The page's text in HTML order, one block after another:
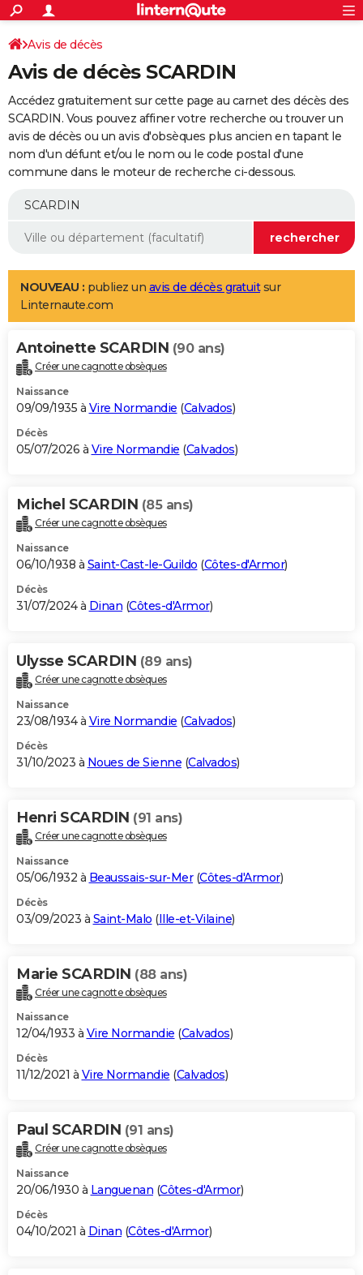
ACTUALITÉS
Politique
Société
Faits Divers
Education
Monde
Villes
+
SPORT
Coupe du monde 2026
Football
Tennis
Cyclisme
Rugby
Forum
Programme TV
TNT
Streaming
Cinéma
Sorties cinéma
Musique
+
FINANCE
Retraite
Epargne
Immobilier
Risques naturels par ville
Banque
Assurance
AUTO
Essais
Réserver un essai
Citadines
Berlines
SUV
Forum auto
+
Mobiles
Meilleur smartphone
Internet
Ordinateurs
Jeux vidéo
Guide high-tech
Aménagement intérieur
LIFESTYLE
Art de vivre
Bien-être
Loisirs
Mode
Modes de vie
Alimentation
Guide de la santé
Maladies
Médicaments
Sommeil
VOYAGE
Destinations
City break
Voyage nature
Voyage de noces
Forum
Climat
+PHOTO
GUIDES D'ACHAT
BONS PLANS
Carte de Noël
Carte Bonne année
Carte Saint-Valentin
Carte Pâques
Carte d'anniversaire
DICTIONNAIRE
Dictionnaire
Biographies
Citations
Expressions
Proverbes
PROGRAMME TV
S'inscrire
Se connecter
Lycées
Collèges
Primaires
Universités
Entreprises
Service militaire
Avis de recherche
AVIS DE DÉCÈS
Bricolage
Lifestyle
Culture
Sport
Auto
Television
Voyage
Cinema
Avis de décès
Avis de décès SCARDIN
Accédez gratuitement sur cette page au carnet des décès des
SCARDIN. Vous pouvez affiner votre recherche ou trouver un
avis de décès ou un avis d'obsèques plus ancien en tapant le
nom d'un défunt et/ou le nom ou le code postal d'une
commune dans le moteur de recherche ci-dessous.
NOUVEAU : publiez un avis de décès gratuitsur
Linternaute.com
Antoinette SCARDIN (90 ans)
Créer une cagnotte obsèques
Naissance
09/09/1935 à Vire Normandie (Calvados)
Décès
05/07/2026 à Vire Normandie (Calvados)
Michel SCARDIN (85 ans)
Créer une cagnotte obsèques
Naissance
06/10/1938 à Saint-Cast-le-Guildo (Côtes-d'Armor)
Décès
31/07/2024 à Dinan (Côtes-d'Armor)
Ulysse SCARDIN (89 ans)
Créer une cagnotte obsèques
Naissance
23/08/1934 à Vire Normandie (Calvados)
Décès
31/10/2023 à Noues de Sienne (Calvados)
Henri SCARDIN (91 ans)
Créer une cagnotte obsèques
Naissance
05/06/1932 à Beaussais-sur-Mer(Côtes-d'Armor)
Décès
03/09/2023 à Saint-Malo (Ille-et-Vilaine)
Marie SCARDIN (88 ans)
Créer une cagnotte obsèques
Naissance
12/04/1933 à Vire Normandie (Calvados)
Décès
11/12/2021 à Vire Normandie (Calvados)
Paul SCARDIN (91 ans)
Créer une cagnotte obsèques
Naissance
20/06/1930 à Languenan (Côtes-d'Armor)
Décès
04/10/2021 à Dinan (Côtes-d'Armor)